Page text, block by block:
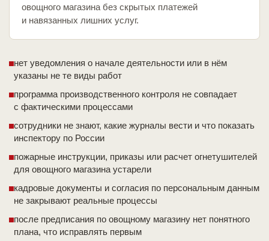
овощного магазина без скрытых платежей
и навязанных лишних услуг.
нет уведомления о начале деятельности или в нём
указаны не те виды работ
программа производственного контроля не совпадает
с фактическими процессами
сотрудники не знают, какие журналы вести и что показать
инспектору по России
пожарные инструкции, приказы или расчет огнетушителей
для овощного магазина устарели
кадровые документы и согласия по персональным данным
не закрывают реальные процессы
после предписания по овощному магазину нет понятного
плана, что исправлять первым